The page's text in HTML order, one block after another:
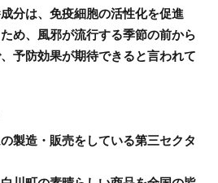
分は、免疫細胞の活性化を促進
め、風邪が流行する季節の前から
予防効果が期待できると言われて
製造・販売をしている第三セクタ